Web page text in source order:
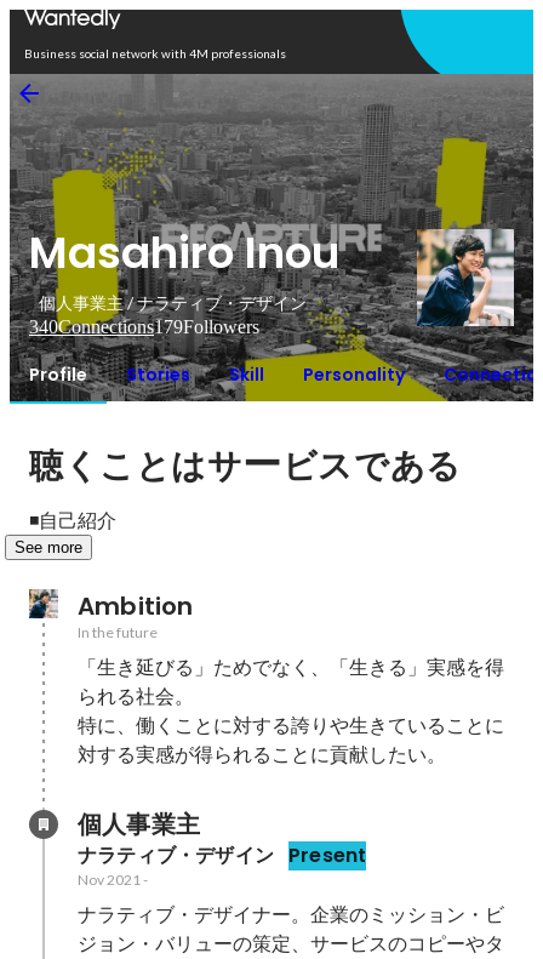
Business social network with 4M professionals
Masahiro Inou
個人事業主 / ナラティブ・デザイン
340Connections179Followers
Profile Stories Skill Personality
聴くことはサービスである
◾️自己紹介
See more
Ambition
In the future
「生き延びる」ためでなく、「生きる」実感を得
られる社会。
特に、働くことに対する誇りや生きていることに
対する実感が得られることに貢献したい。
個人事業主
ナラティブ・デザイン Present
Nov 2021-
ナラティブ・デザイナー。企業のミッション・ビ
ジョン・バリューの策定、サービスのコピーやタ